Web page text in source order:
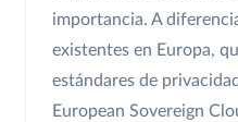
importancia. A
existentes en Europa,
estándares de
European Sovereign